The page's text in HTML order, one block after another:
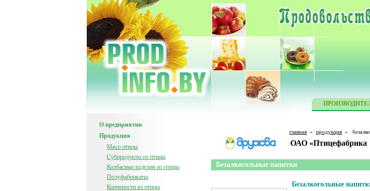
О предприятии
Продукция
Мясо птицы
Субпродукты из птицы
Колбасные изделия из птицы
Полуфабрикаты
Копчености из птицы
главная » продукция »
ОАО
Безалкогольные напитки
Безалкогольные